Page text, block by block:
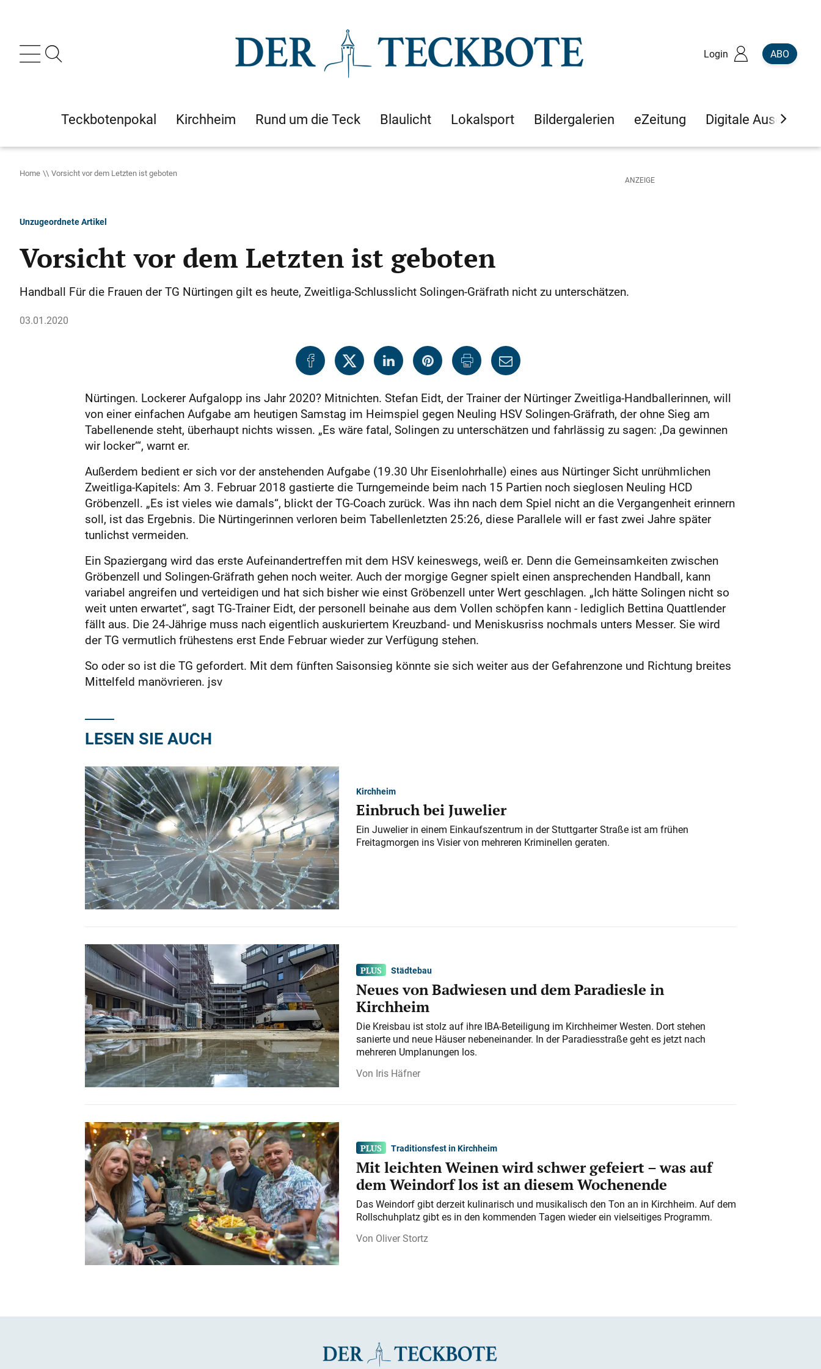
Login ABO
Teckbotenpokal Kirchheim Rund um die Teck Blaulicht Lokalsport Bildergalerien eZeitung Digitale Ausgaben
Home Vorsicht vor dem Letzten ist geboten
Unzugeordnete Artikel
Vorsicht vor dem Letzten ist geboten
Handball Für die Frauen der TG Nürtingen gilt es heute, Zweitliga-Schlusslicht Solingen-Gräfrath nicht zu unterschätzen.
03.01.2020
Nürtingen. Lockerer Aufgalopp ins Jahr 2020? Mitnichten. Stefan Eidt, der Trainer der Nürtinger Zweitliga-Handballerinnen, will
von einer einfachen Aufgabe am heutigen Samstag im Heimspiel gegen Neuling HSV Solingen-Gräfrath, der ohne Sieg am
Tabellenende steht, überhaupt nichts wissen. „Es wäre fatal, Solingen zu unterschätzen und fahrlässig zu sagen: ,Da gewinnen
wir locker‘“, warnt er.
Außerdem bedient er sich vor der anstehenden Aufgabe (19.30 Uhr Eisenlohrhalle) eines aus Nürtinger Sicht unrühmlichen
Zweitliga-Kapitels: Am 3. Februar 2018 gastierte die Turngemeinde beim nach 15 Partien noch sieglosen Neuling HCD
Gröbenzell. „Es ist vieles wie damals“, blickt der TG-Coach zurück. Was ihn nach dem Spiel nicht an die Vergangenheit erinnern
soll, ist das Ergebnis. Die Nürtingerinnen verloren beim Tabellenletzten 25:26, diese Parallele will er fast zwei Jahre später
tunlichst vermeiden.
Ein Spaziergang wird das erste Aufeinandertreffen mit dem HSV keineswegs, weiß er. Denn die Gemeinsamkeiten zwischen
Gröbenzell und Solingen-Gräfrath gehen noch weiter. Auch der morgige Gegner spielt einen ansprechenden Handball, kann
variabel angreifen und verteidigen und hat sich bisher wie einst Gröbenzell unter Wert geschlagen. „Ich hätte Solingen nicht so
weit unten erwartet“, sagt TG-Trainer Eidt, der personell beinahe aus dem Vollen schöpfen kann - lediglich Bettina Quattlender
fällt aus. Die 24-Jährige muss nach eigentlich auskuriertem Kreuzband- und Meniskusriss nochmals unters Messer. Sie wird
der TG vermutlich frühestens erst Ende Februar wieder zur Verfügung stehen.
So oder so ist die TG gefordert. Mit dem fünften Saisonsieg könnte sie sich weiter aus der Gefahrenzone und Richtung breites
Mittelfeld manövrieren. jsv
LESEN SIE AUCH
Kirchheim
Einbruch bei Juwelier
Ein Juwelier in einem Einkaufszentrum in der Stuttgarter Straße ist am frühen
Freitagmorgen ins Visier von mehreren Kriminellen geraten.
Städtebau
Neues von Badwiesen und dem Paradiesle in
Kirchheim
Die Kreisbau ist stolz auf ihre IBA-Beteiligung im Kirchheimer Westen. Dort stehen
sanierte und neue Häuser nebeneinander. In der Paradiesstraße geht es jetzt nach
mehreren Umplanungen los.
Iris Häfner
Traditionsfest in Kirchheim
Mit leichten Weinen wird schwer gefeiert – was auf
dem Weindorf los ist an diesem Wochenende
Das Weindorf gibt derzeit kulinarisch und musikalisch den Ton an in Kirchheim. Auf dem
Rollschuhplatz gibt es in den kommenden Tagen wieder ein vielseitiges Programm.
Oliver Stortz